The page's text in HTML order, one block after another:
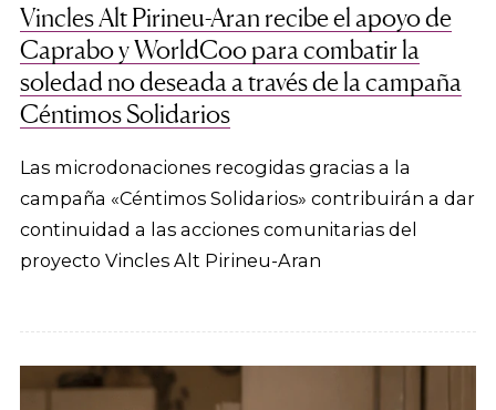
Vincles Alt Pirineu-Aran recibe el apoyo de
Caprabo y WorldCoo para combatir la
soledad no deseada a través de la campaña
Céntimos Solidarios
Las microdonaciones recogidas gracias a la
campaña «Céntimos Solidarios» contribuirán a dar
continuidad a las acciones comunitarias del
proyecto Vincles Alt Pirineu-Aran